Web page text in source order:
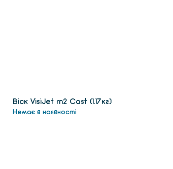
Віск VisiJet m2 Сast (1.17кг)
Немає в наявності